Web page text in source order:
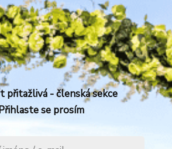
přitažlivá - členská sekce
Přihlaste se prosím